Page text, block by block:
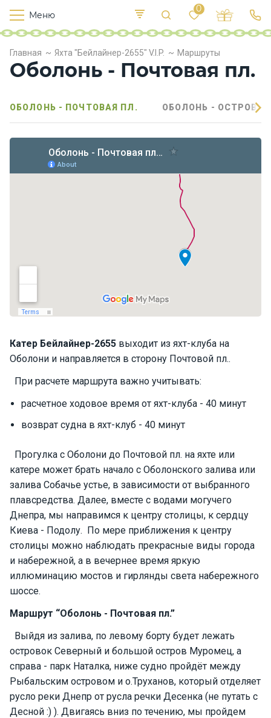
Главная Яхта "Бейлайнер-2655" V.I.P. Маршруты
Оболонь - Почтовая пл.
ОБОЛОНЬ - ПОЧТОВАЯ ПЛ. ОБОЛОНЬ - ОСТРОВ
Катер Бейлайнер-2655 выходит из яхт-клуба на
Оболони и направляется в сторону Почтовой пл..
При расчете маршрута важно учитывать:
расчетное ходовое время от яхт-клуба - 40 минут
возврат судна в яхт-клуб - 40 минут
Прогулка с Оболони до Почтовой пл. на яхте или
катере может брать начало с Оболонского залива или
залива Собачье устье, в зависимости от выбранного
плавсредства. Далее, вместе с водами могучего
Днепра, мы направимся к центру столицы, к сердцу
Киева - Подолу. По мере приближения к центру
столицы можно наблюдать прекрасные виды города
и набережной, а в вечернее время яркую
иллюминацию мостов и гирлянды света набережного
шоссе.
Маршрут “Оболонь - Почтовая пл.”
Выйдя из залива, по левому борту будет лежать
островок Северный и большой остров Муромец, а
справа - парк Наталка, ниже судно пройдёт между
Рыбальским островом и о.Труханов, который отделяет
русло реки Днепр от русла речки Десенка (не путать с
Десной :) ). Двигаясь вниз по течению, мы пройдем
Меню
0
Т
е
л
о
д
ы
П
р
с
ы
я
х
ы
М
т
о
р
н
ы
е
я
х
К
а
т
е
р
а
К
е
Р
с